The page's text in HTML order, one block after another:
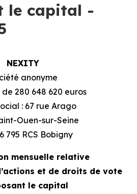
le capital -
NEXITY
anonyme
280 648 620 euros
: 67 rue Arago
Ouen-sur-Seine
795 RCS Bobigny
mensuelle relative
et de droits de vote
le capital